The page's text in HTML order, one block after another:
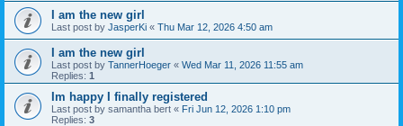
I am the new girl
Last post by JasperKi « Thu Mar 12, 2026 4:50 am
I am the new girl
Last post by TannerHoeger « Wed Mar 11, 2026 11:55 am
Replies: 1
Im happy I finally registered
Last post by samantha bert « Fri Jun 12, 2026 1:10 pm
Replies: 3